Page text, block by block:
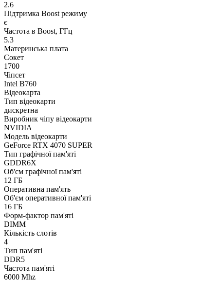
2.6
Підтримка Boost режиму
є
Частота в Boost, ГГц
5.3
Материнська плата
Сокет
1700
Чіпсет
Intel B760
Відеокарта
Тип відеокарти
дискретна
Виробник чіпу відеокарти
NVIDIA
Модель відеокарти
GeForce RTX 4070 SUPER
Тип графічної пам'яті
GDDR6X
Об'єм графічної пам'яті
12 ГБ
Оперативна пам'ять
Об'єм оперативної пам'яті
16 ГБ
Форм-фактор пам'яті
DIMM
Кількість слотів
4
Тип пам'яті
DDR5
Частота пам'яті
6000 Mhz